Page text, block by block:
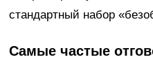
стандартный набор
Самые частые